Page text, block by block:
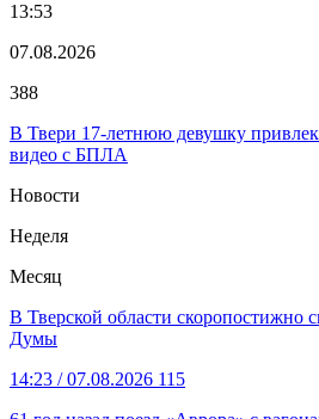
13:53
07.08.2026
388
В Твери 17-летнюю девушку
видео с БПЛА
Новости
Неделя
Месяц
В Тверской области скоропостижно
Думы
14:23 / 07.08.2026 115